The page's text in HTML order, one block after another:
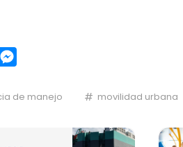
LinkedIn
de manejo movilidad urbana